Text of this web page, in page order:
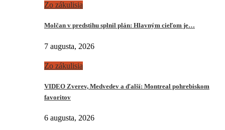
Zo zákulisia
Molčan v predstihu splnil plán: Hlavným cieľom je…
7 augusta, 2026
Zo zákulisia
VIDEO Zverev, Medvedev a ďalší: Montreal pohrebiskom
favoritov
6 augusta, 2026